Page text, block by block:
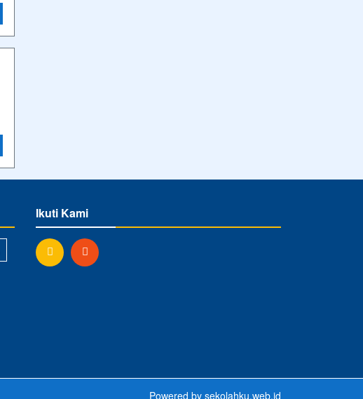
Ikuti Kami
Powered by sekolahku.web.id